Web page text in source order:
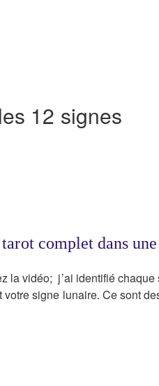
12 signes
complet dans
vidéo; j’ai identifié
signe lunaire. Ce sont